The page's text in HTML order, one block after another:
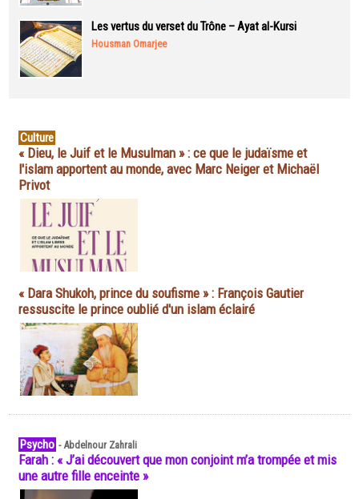
Les vertus du verset du Trône – Ayat al-Kursi
Housman Omarjee
Culture
« Dieu, le Juif et le Musulman » : ce que le judaïsme et
l'islam apportent au monde, avec Marc Neiger et Michaël
Privot
« Dara Shukoh, prince du soufisme » : François Gautier
ressuscite le prince oublié d'un islam éclairé
Psycho -Abdelnour Zahrali
Farah : « J’ai découvert que mon conjoint m’a trompée et mis
une autre fille enceinte »